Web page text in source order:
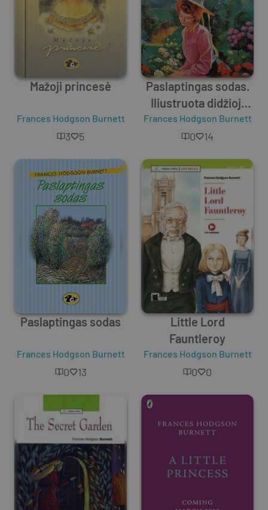
Mažoji princesė
Frances Hodgson Burnett
3 5
Paslaptingas sodas.
Iliustruota didžioji
klasika
Frances Hodgson Burnett
0 14
Paslaptingas sodas
Frances Hodgson Burnett
0 13
Little Lord
Fauntleroy
Frances Hodgson Burnett
0 0